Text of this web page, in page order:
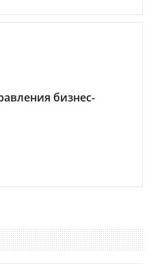
бизнес-